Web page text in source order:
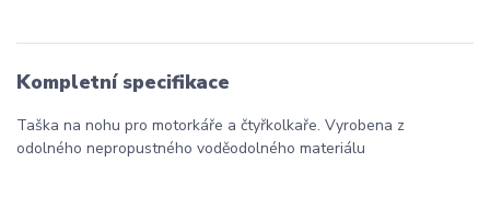
Kompletní specifikace
Taška na nohu pro motorkáře a čtyřkolkaře. Vyrobena z
odolného nepropustného voděodolného materiálu